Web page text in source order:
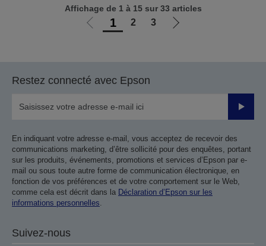
Aller
précédente
1 2 3
Aller
Affichage de 1 à 15 sur 33 articles
Restez connecté avec Epson
Valider
En indiquant votre adresse e-mail, vous acceptez de recevoir des
communications marketing, d’être sollicité pour des enquêtes, portant
sur les produits, événements, promotions et services d’Epson par e-
mail ou sous toute autre forme de communication électronique, en
fonction de vos préférences et de votre comportement sur le Web,
comme cela est décrit dans la Déclaration d’Epson sur les
informations personnelles.
Suivez-nous